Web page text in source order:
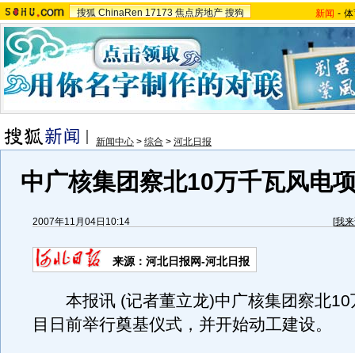
搜狐 ChinaRen 17173 焦点房地产 搜狗 新闻 -
新闻中心 > 综合 > 河北日报
中广核集团察北10万千瓦风电
2007年11月04日10:14 [我
来源：河北日报网-河北日报
本报讯 (记者董立龙)中广核集团察北10
目日前举行奠基仪式，并开始动工建设。